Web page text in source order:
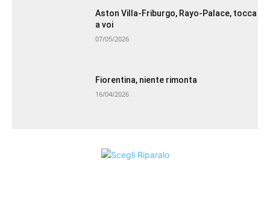
Aston Villa-Friburgo, Rayo-Palace, tocca
a voi
07/05/2026
Fiorentina, niente rimonta
16/04/2026